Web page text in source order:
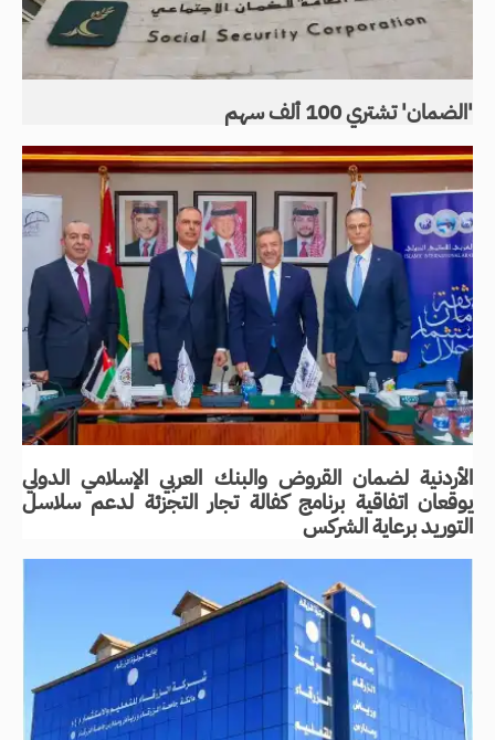
'الضمان' تشتري 100 ألف سهم
الأردنية لضمان القروض والبنك العربي الإسلامي الدولي
يوقعان اتفاقية برنامج كفالة تجار التجزئة لدعم سلاسل
التوريد برعاية الشركس